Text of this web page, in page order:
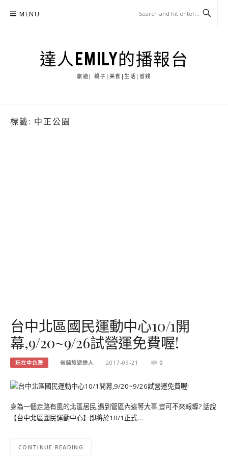
MENU
達人EMILY的播報台
旅遊| 親子|美食|生活|省錢
標籤: 中正公園
台中北區國民運動中心10/1開
幕,9/20~9/26試營運免費喔!
玩在中台灣 省錢旅遊達人 2017-09-21 0
身為一個走路有風的北區居民,遇到管區內這等大事,豈可不來報導? 話說
【台中北區國民運動中心】即將於10/1正式…
CONTINUE READING